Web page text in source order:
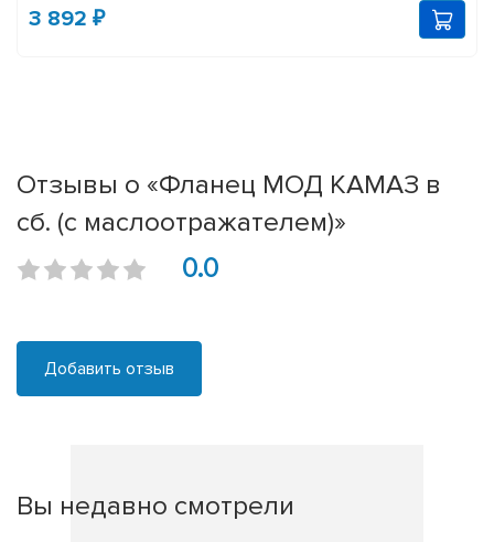
3 892 ₽
Отзывы о «Фланец МОД КАМАЗ в
сб. (с маслоотражателем)»
0.0
Добавить отзыв
Вы недавно смотрели